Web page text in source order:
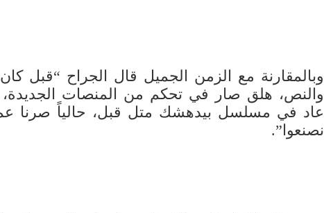
وبالمقارنة مع الزمن الجميل قال الجراح “قبل
والنص، هلق صار في تحكم من المنصات الجديدة،
عاد في مسلسل بيدهشك متل قبل، حالياً صرنا
نصنعوا”.